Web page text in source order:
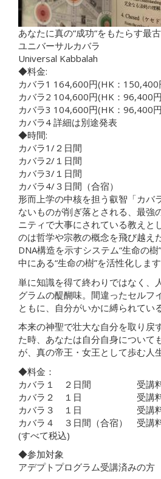
あなたに真の“成功“をもたらす最
ユニバーサルカバラ
Universal Kabbalah
◆料金:
カバラ1 164,600円(HK：150,400
カバラ2 104,600円(HK：96,400
カバラ3 104,600円(HK：96,400
カバラ4 詳細は別途発表
◆時間:
カバラ1/２日間
カバラ2/１日間
カバラ3/１日間
カバラ4/３日間（合宿）
形而上学の中核を担う叡智「カバ
ないものが削ぎ落とされる、最強
ニティで大事にされている教えと
のは哲学や宗教の概念を飛び越え
DNA構造を示すシステム“生命の
中にある“生命の樹”を活性化します
単に知識を得て終わりではなく、
グラムの醍醐味。間違ったセルフ
ともに、自分がいかに縛られてい
本来の神聖で壮大な自分を取り戻
た時、あなたは自分自身について
が、真の帝王・女王として歩む人
◆料金：
カバラ１ ２日間 受講料金
カバラ２ １日 受講料金：
カバラ３ １日 受講料金：
カバラ４ ３日間（合宿） 受講
(すべて税込)
◆参加対象
アデプトプログラム受講済みの方